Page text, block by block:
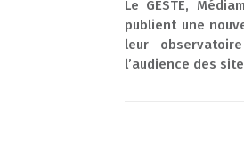
Le GESTE,
publient une
leur
l’audience des